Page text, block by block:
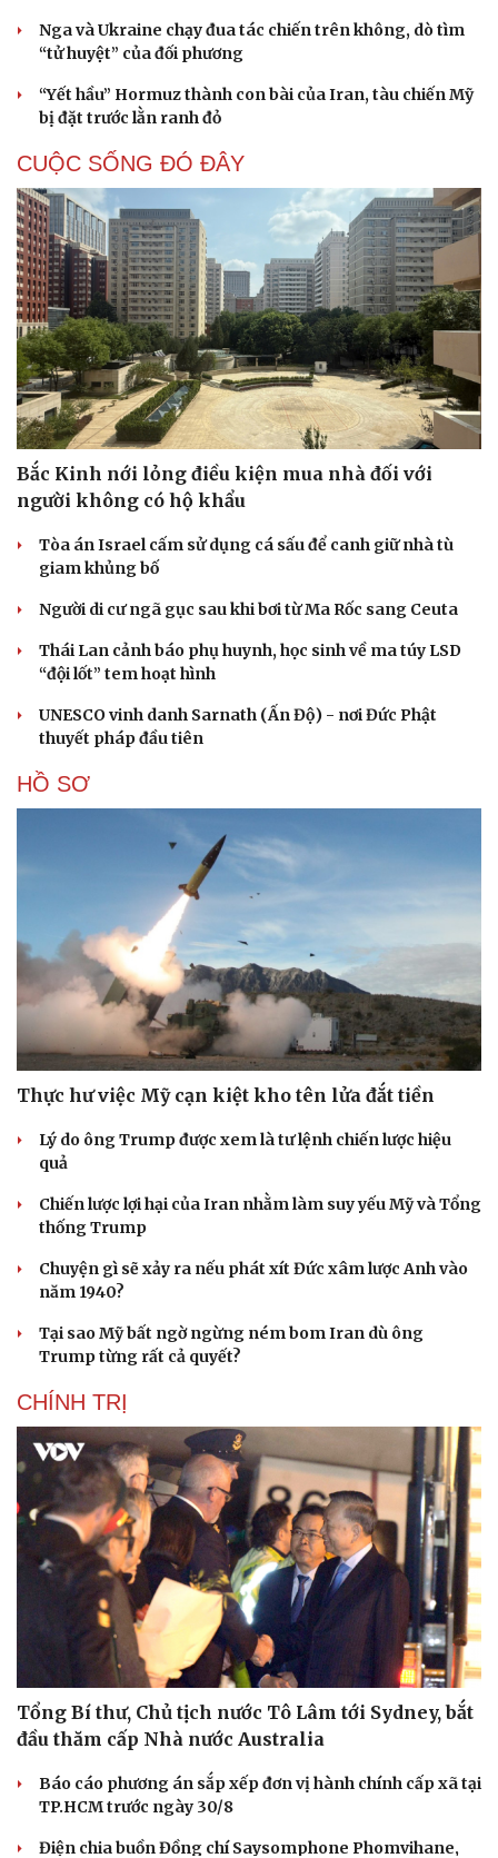
Cải chính
Nga và Ukraine chạy đua tác chiến trên không, dò tìm
“tử huyệt” của đối phương
“Yết hầu” Hormuz thành con bài của Iran, tàu chiến Mỹ
bị đặt trước lằn ranh đỏ
CUỘC SỐNG ĐÓ ĐÂY
Bắc Kinh nới lỏng điều kiện mua nhà đối với
người không có hộ khẩu
Tòa án Israel cấm sử dụng cá sấu để canh giữ nhà tù
giam khủng bố
Người di cư ngã gục sau khi bơi từ Ma Rốc sang Ceuta
Thái Lan cảnh báo phụ huynh, học sinh về ma túy LSD
“đội lốt” tem hoạt hình
UNESCO vinh danh Sarnath (Ấn Độ) - nơi Đức Phật
thuyết pháp đầu tiên
HỒ SƠ
Thực hư việc Mỹ cạn kiệt kho tên lửa đắt tiền
Lý do ông Trump được xem là tư lệnh chiến lược hiệu
quả
Chiến lược lợi hại của Iran nhằm làm suy yếu Mỹ và Tổng
thống Trump
Chuyện gì sẽ xảy ra nếu phát xít Đức xâm lược Anh vào
năm 1940?
Tại sao Mỹ bất ngờ ngừng ném bom Iran dù ông
Trump từng rất cả quyết?
CHÍNH TRỊ
Tổng Bí thư, Chủ tịch nước Tô Lâm tới Sydney, bắt
đầu thăm cấp Nhà nước Australia
Báo cáo phương án sắp xếp đơn vị hành chính cấp xã tại
TP.HCM trước ngày 30/8
Điện chia buồn Đồng chí Saysomphone Phomvihane,